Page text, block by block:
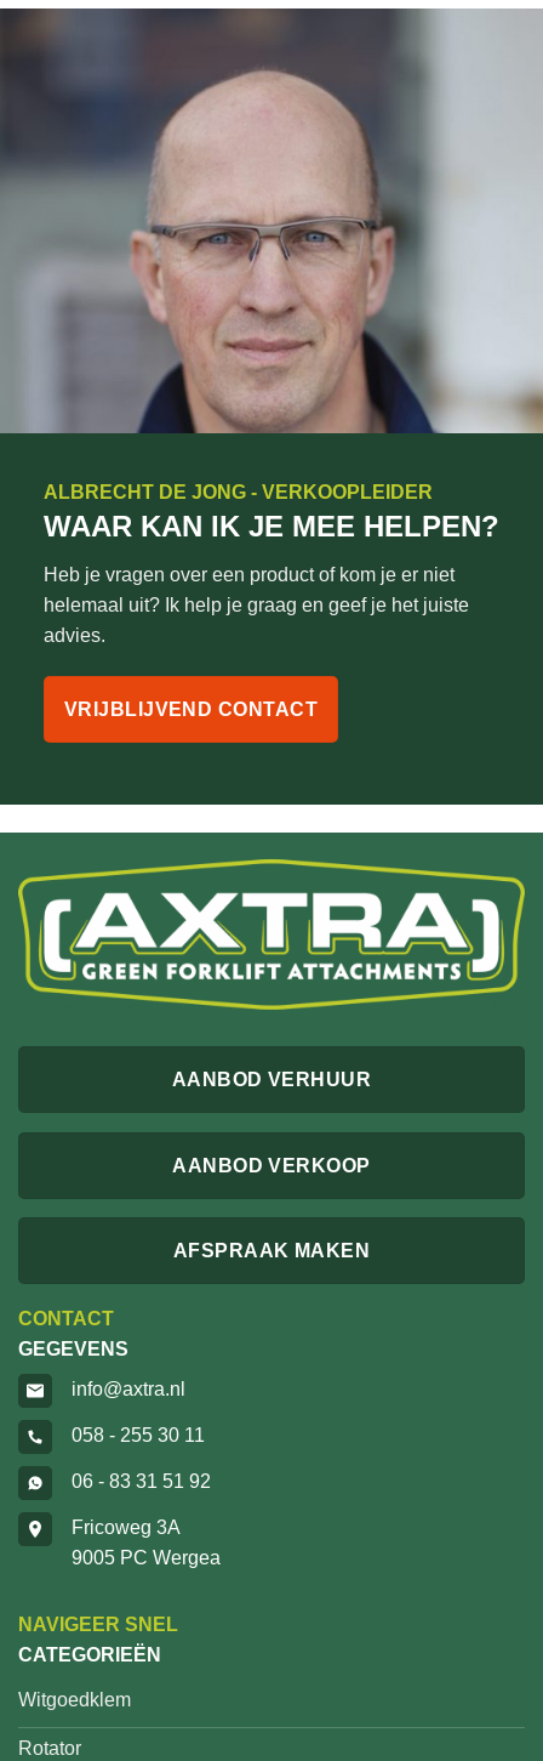
ALBRECHT DE JONG - VERKOOPLEIDER
WAAR KAN IK JE MEE HELPEN?
Heb je vragen over een product of kom je er niet
helemaal uit? Ik help je graag en geef je het juiste
advies.
VRIJBLIJVEND CONTACT
AANBOD VERHUUR
AANBOD VERKOOP
AFSPRAAK MAKEN
CONTACT
GEGEVENS
info@axtra.nl
058 - 255 30 11
06 - 83 31 51 92
Fricoweg 3A
9005 PC Wergea
NAVIGEER SNEL
CATEGORIEËN
Witgoedklem
Rotator